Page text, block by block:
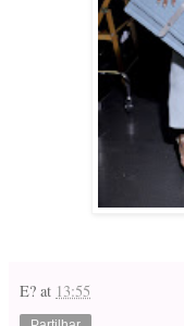
E? at 13:55